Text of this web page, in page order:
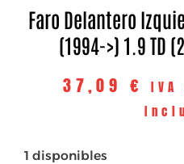
Faro Delantero
(1994->) 1.9 TD
37,09 €
1 disponibles